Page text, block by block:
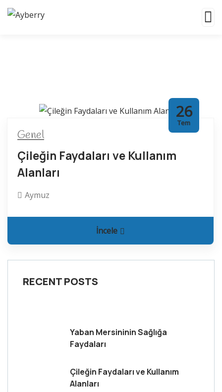
26
Tem
Genel
Çileğin Faydaları ve Kullanım
Alanları
Aymuz
İncele
RECENT POSTS
Yaban Mersininin Sağlığa
Faydaları
Çileğin Faydaları ve Kullanım
Alanları